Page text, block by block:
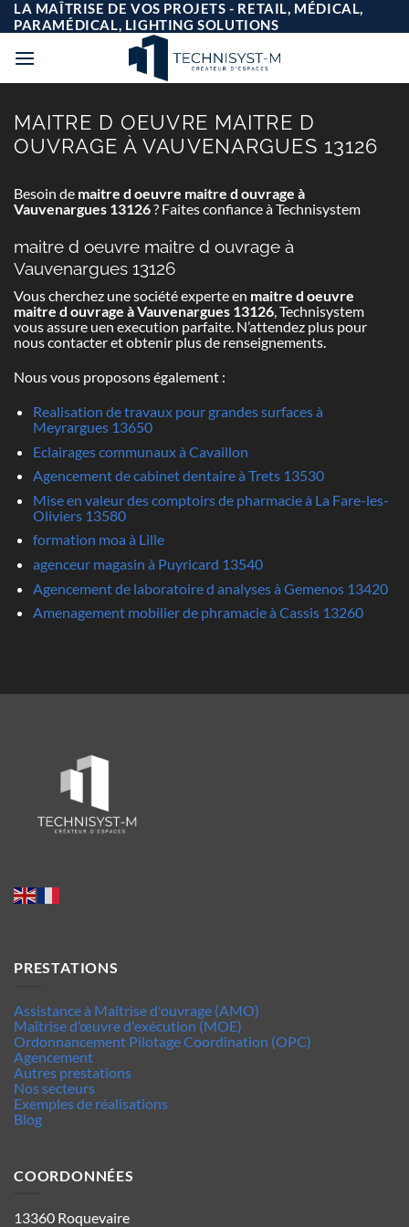
Passer
au
contenu
LA MAÎTRISE DE VOS PROJETS - RETAIL, MÉDICAL,
PARAMÉDICAL, LIGHTING SOLUTIONS
MAITRE D OEUVRE MAITRE D
OUVRAGE À VAUVENARGUES 13126
Besoin de maitre d oeuvre maitre d ouvrage à
Vauvenargues 13126? Faites confiance à Technisystem
maitre d oeuvre maitre d ouvrage à
Vauvenargues 13126
Vous cherchez une société experte en maitre d oeuvre
maitre d ouvrage à Vauvenargues 13126, Technisystem
vous assure uen execution parfaite. N’attendez plus pour
nous contacter et obtenir plus de renseignements.
Nous vous proposons également :
Realisation de travaux pour grandes surfaces à
Meyrargues 13650
Eclairages communaux à Cavaillon
Agencement de cabinet dentaire à Trets 13530
Mise en valeur des comptoirs de pharmacie à La Fare-les-
Oliviers 13580
formation moa à Lille
agenceur magasin à Puyricard 13540
Agencement de laboratoire d analyses à Gemenos 13420
Amenagement mobilier de phramacie à Cassis 13260
PRESTATIONS
Assistance à Maîtrise d'ouvrage (AMO)
Maîtrise d’œuvre d'exécution (MOE)
Ordonnancement Pilotage Coordination (OPC)
Agencement
Autres prestations
Nos secteurs
Exemples de réalisations
Blog
COORDONNÉES
13360 Roquevaire